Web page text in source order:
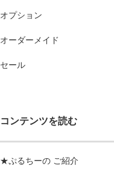
オプション
オーダーメイド
セール
コンテンツを読む
★ぷるちーの ご紹介